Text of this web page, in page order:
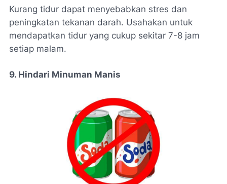
Kurang tidur dapat menyebabkan stres dan
peningkatan tekanan darah. Usahakan untuk
mendapatkan tidur yang cukup sekitar 7-8 jam
setiap malam.
9. Hindari Minuman Manis